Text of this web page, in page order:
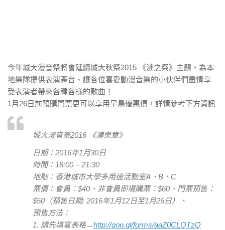
今年城大漫音祭將會延續城大秋祭2015 《漣之祭》主題，為本
地樂隊提供表演舞台、讓各位喜愛動漫音樂的小伙伴們盡情享
受表演者帶來各種各樣的歌曲！
1月26日前預購門票更可以享用早鳥優惠價，詳情參考下方資訊
城大漫音祭2016 《漣樂章》
日期：2016年1月30日
時間：18:00 – 21:30
地點：香港城市大學多用途活動室A、B、C
票價：會員：$40、非會員即場購票：$60、門票預售：
$50（預售日期: 2016年1月12日至1月26日）、
預售方法：
1. 請先填寫表格→http://goo.gl/forms/aaZ0CLQTzQ